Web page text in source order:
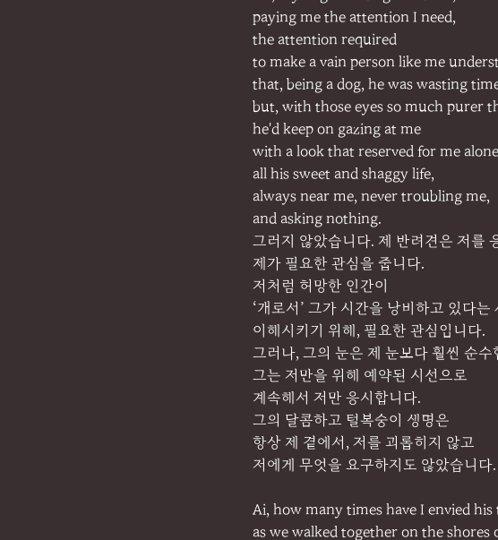
paying me the attention I need,
the attention required
to make a vain person like me
that, being a dog, he was wasting
but, with those eyes so much purer
he'd keep on gazing at me
with a look that reserved for me alone
all his sweet and shaggy life,
always near me, never troubling me,
and asking nothing.
그러지 않았습니다. 제 반려견은 저를
제가 필요한 관심을 줍니다.
저처럼 허망한 인간이
‘개로서’ 그가 시간을 낭비하고 있다는
이해시키기 위해, 필요한 관심입니다.
그러나, 그의 눈은 제 눈보다 훨씬 순수
그는 저만을 위해 예약된 시선으로
계속해서 저만 응시합니다.
그의 달콤하고 털복숭이 생명은
항상 제 곁에서, 저를 괴롭히지 않고
저에게 무엇을 요구하지도 않았습니다.
Ai, how many times have I envied his
as we walked together on the shores